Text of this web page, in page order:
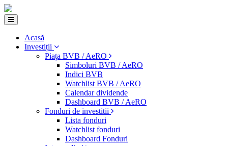
Acasă
Investiții
Piața BVB / AeRO
Simboluri BVB / AeRO
Indici BVB
Watchlist BVB / AeRO
Calendar dividende
Dashboard BVB / AeRO
Fonduri de investitii
Lista fonduri
Watchlist fonduri
Dashboard Fonduri